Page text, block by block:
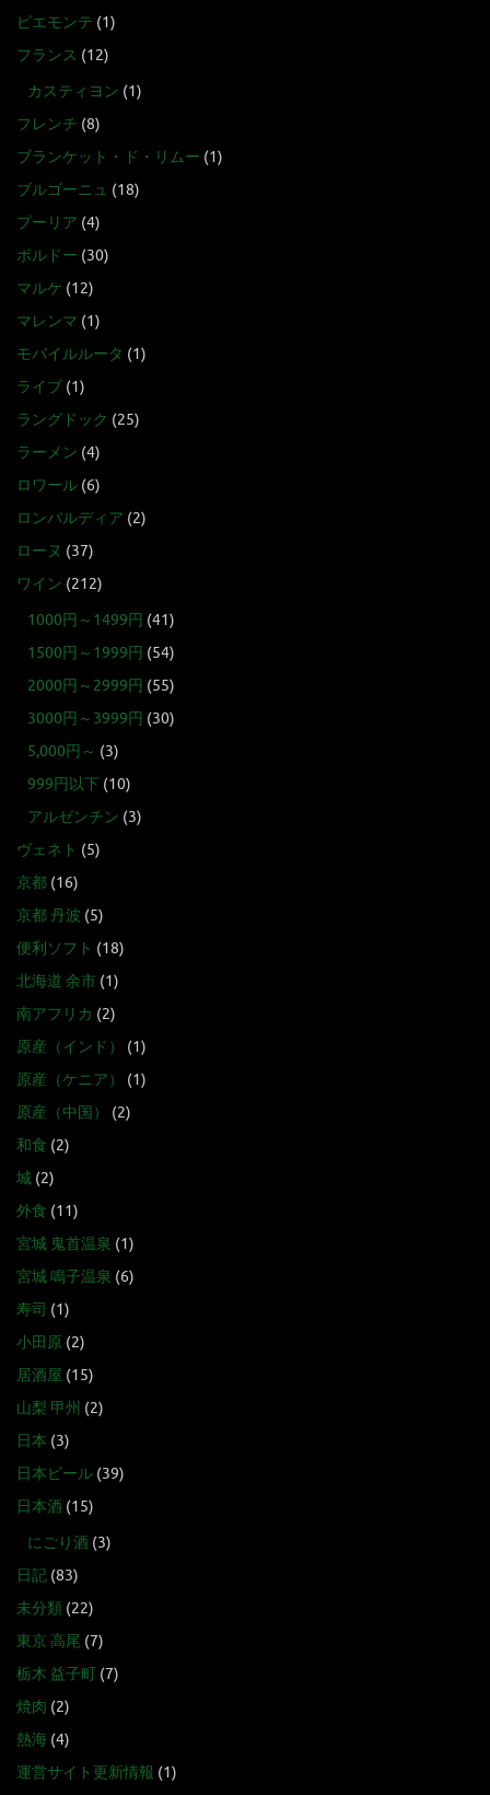
ピエモンテ (1)
フランス (12)
カスティヨン (1)
フレンチ (8)
ブランケット・ド・リムー (1)
ブルゴーニュ (18)
プーリア (4)
ボルドー (30)
マルケ (12)
マレンマ (1)
モバイルルータ (1)
ライブ (1)
ラングドック (25)
ラーメン (4)
ロワール (6)
ロンバルディア (2)
ローヌ (37)
ワイン (212)
1000円～1499円 (41)
1500円～1999円 (54)
2000円～2999円 (55)
3000円～3999円 (30)
5,000円～ (3)
999円以下 (10)
アルゼンチン (3)
ヴェネト (5)
京都 (16)
京都 丹波 (5)
便利ソフト (18)
北海道 余市 (1)
南アフリカ (2)
原産（インド）
(1)
原産（ケニア）
(1)
原産（中国）
(2)
和食 (2)
城 (2)
外食 (11)
宮城 鬼首温泉 (1)
宮城 鳴子温泉 (6)
寿司 (1)
小田原 (2)
居酒屋 (15)
山梨 甲州 (2)
日本 (3)
日本ビール (39)
日本酒 (15)
にごり酒 (3)
日記 (83)
未分類 (22)
東京 高尾 (7)
栃木 益子町 (7)
焼肉 (2)
熱海 (4)
運営サイト更新情報 (1)